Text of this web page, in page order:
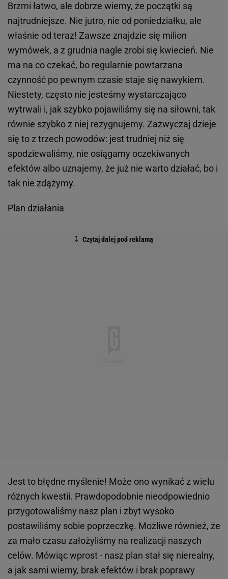
Brzmi łatwo, ale dobrze wiemy, że początki są
najtrudniejsze. Nie jutro, nie od poniedziałku, ale
właśnie od teraz! Zawsze znajdzie się milion
wymówek, a z grudnia nagle zrobi się kwiecień. Nie
ma na co czekać, bo regularnie powtarzana
czynność po pewnym czasie staje się nawykiem.
Niestety, często nie jesteśmy wystarczająco
wytrwali i, jak szybko pojawiliśmy się na siłowni, tak
równie szybko z niej rezygnujemy. Zazwyczaj dzieje
się to z trzech powodów: jest trudniej niż się
spodziewaliśmy, nie osiągamy oczekiwanych
efektów albo uznajemy, że już nie warto działać, bo i
tak nie zdążymy.
Plan działania
Jest to błędne myślenie! Może ono wynikać z wielu
różnych kwestii. Prawdopodobnie nieodpowiednio
przygotowaliśmy nasz plan i zbyt wysoko
postawiliśmy sobie poprzeczkę. Możliwe również, że
za mało czasu założyliśmy na realizacji naszych
celów. Mówiąc wprost - nasz plan stał się nierealny,
a jak sami wiemy, brak efektów i brak poprawy